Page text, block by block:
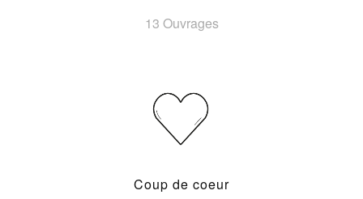
13 Ouvrages
Coup de coeur